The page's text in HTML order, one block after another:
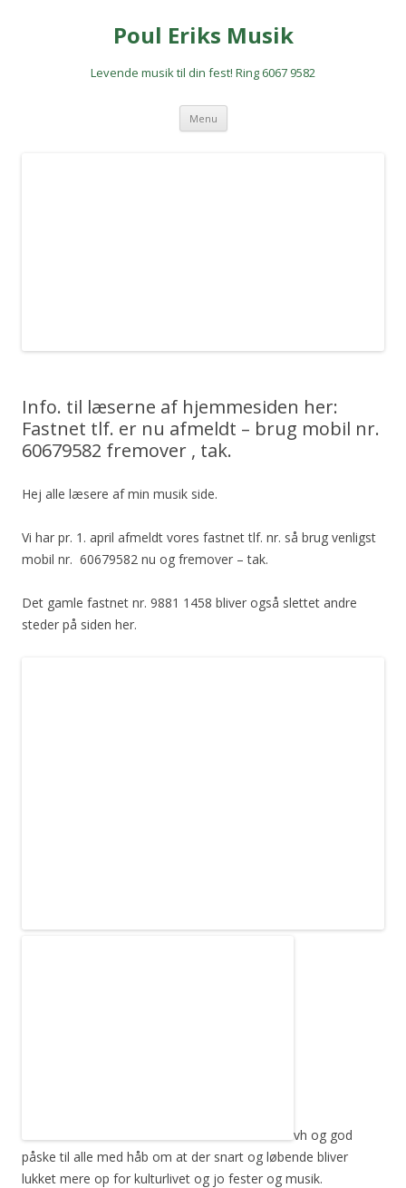
Poul Eriks Musik
Levende musik til din fest! Ring 6067 9582
Menu Hop
indhold
Info. til læserne af hjemmesiden her:
Fastnet tlf. er nu afmeldt – brug mobil nr.
60679582 fremover , tak.
Hej alle læsere af min musik side.
Vi har pr. 1. april afmeldt vores fastnet tlf. nr. så brug venligst
mobil nr. 60679582 nu og fremover – tak.
Det gamle fastnet nr. 9881 1458 bliver også slettet andre
steder på siden her.
vh og god
påske til alle med håb om at der snart og løbende bliver
lukket mere op for kulturlivet og jo fester og musik.